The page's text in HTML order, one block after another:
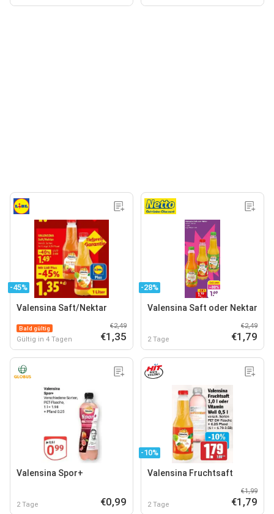
-45%
Valensina Saft/Nektar
Bald gültig
Gültig in 4 Tagen
€2,49
€1,35
-28%
Valensina Saft oder Nektar
2 Tage
€2,49
€1,79
Valensina Spor+
2 Tage €0,99
-10%
Valensina Fruchtsaft
2 Tage
€1,99
€1,79